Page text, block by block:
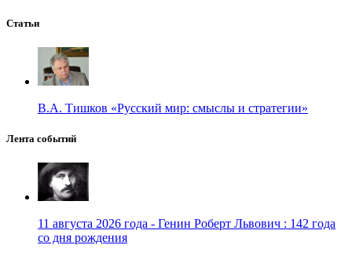
Статьи
В.А. Тишков «Русский мир: смыслы и стратегии»
Лента событий
11 августа 2026 года - Генин Роберт Львович : 142 года
со дня рождения